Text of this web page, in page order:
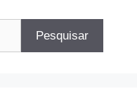
Pesquisar